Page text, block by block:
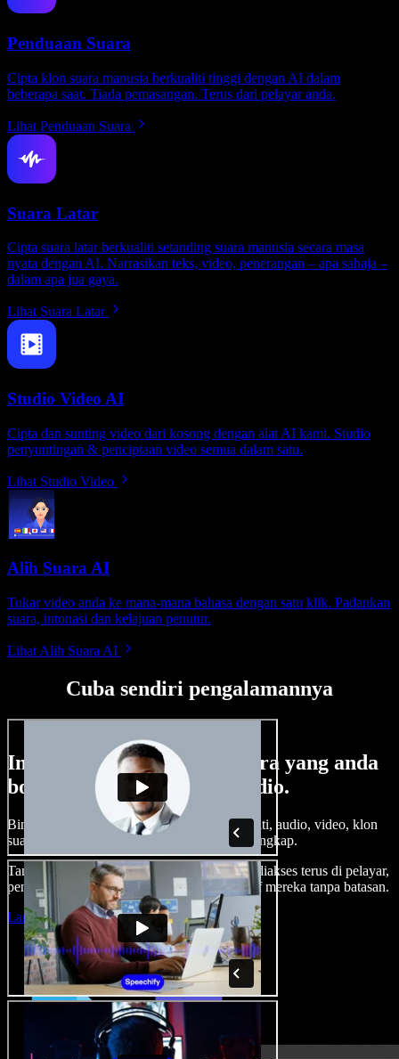
Penduaan Suara
Cipta klon suara manusia berkualiti tinggi dengan AI dalam
beberapa saat. Tiada pemasangan. Terus dari pelayar anda.
Lihat Penduaan Suara
Suara Latar
Cipta suara latar berkualiti setanding suara manusia secara masa
nyata dengan AI. Narrasikan teks, video, penerangan – apa sahaja –
dalam apa jua gaya.
Lihat Suara Latar
Studio Video AI
Cipta dan sunting video dari kosong dengan alat AI kami. Studio
penyuntingan & penciptaan video semua dalam satu.
Lihat Studio Video
Alih Suara AI
Tukar video anda ke mana-mana bahasa dengan satu klik. Padankan
suara, intonasi dan kelajuan penutur.
Lihat Alih Suara AI
Cuba sendiri pengalamannya
Ini hanya sebahagian perkara yang anda
boleh buat di Speechify Studio.
Bina suara latar, tambah imej stok tanpa royalti, audio, video, klon
suara anda, untuk projek audio video yang lengkap.
Tanpa keluk pembelajaran dan semua boleh diakses terus di pelayar,
pencipta boleh realisasikan segala idea kreatif mereka tanpa batasan.
Lancarkan Studio